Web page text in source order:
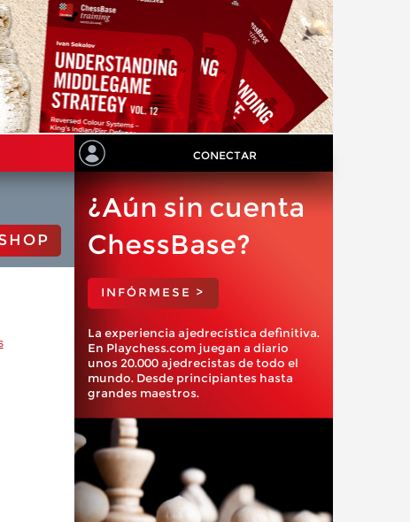
CONECTAR
¿Aún sin cuenta
ChessBase?
INFÓRMESE >
La experiencia ajedrecística definitiva.
En Playchess.com juegan a diario
unos 20.000 ajedrecistas de todo el
mundo. Desde principiantes hasta
grandes maestros.